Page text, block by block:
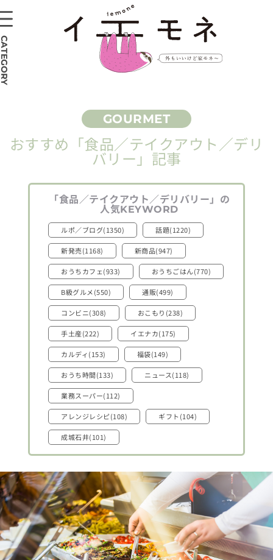
おすすめ 「食品／テイクアウト／デリ
バリー」 記事
「食品／テイクアウト／デリバリー」 の
人気KEYWORD
ルポ／ブログ(1350) 話題(1220)
新発売(1168) 新商品(947)
おうちカフェ(933) おうちごはん(770)
B級グルメ(550) 通販(499)
コンビニ(308) おこもり(238)
手土産(222) イエナカ(175)
カルディ(153) 福袋(149)
おうち時間(133) ニュース(118)
業務スーパー(112)
アレンジレシピ(108) ギフト(104)
成城石井(101)